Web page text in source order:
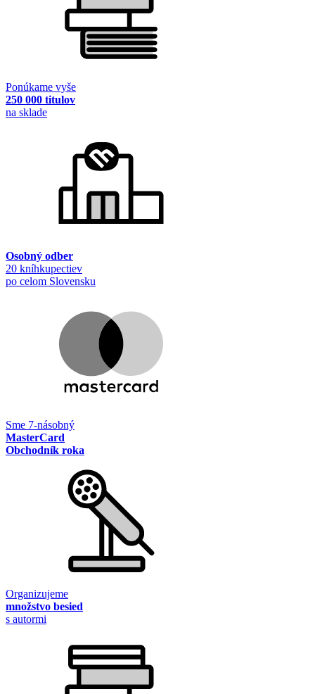
Ponúkame vyše
250 000 titulov
na sklade
Osobný odber
20 kníhkupectiev
po celom Slovensku
Sme 7-násobný
MasterCard
Obchodník roka
Organizujeme
množstvo besied
s autormi